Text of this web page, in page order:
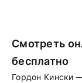
Смотреть
бесплатно
Гордон Кински